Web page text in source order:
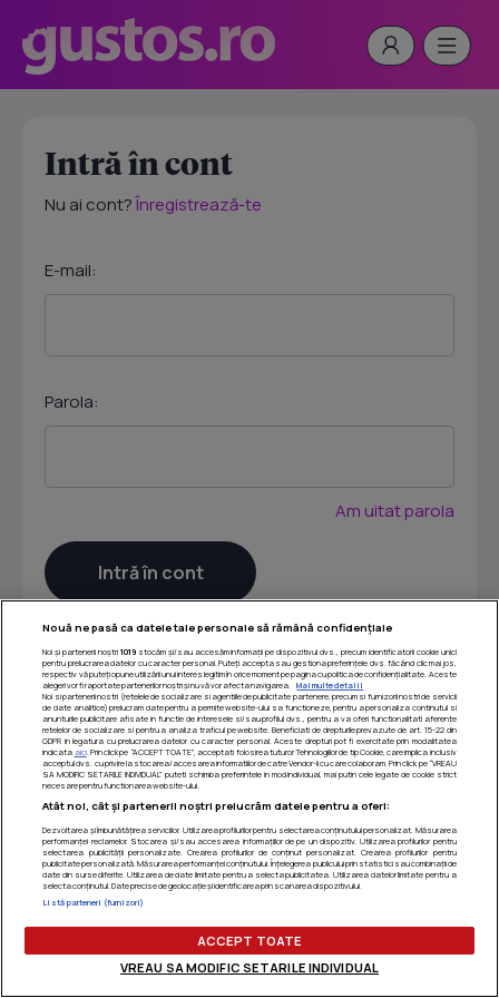
Intră în cont
Nu ai cont?Înregistrează-te
E-mail:
Parola:
Am uitat parola
Termeni si conditii|Politica de confidentialitate|Politica
de utilizare cookie-uri|Gestionați preferințele
Nouă ne pasă ca datele tale personale să rămână confidențiale
Noi și partenerii noștri 1019stocăm și/sau accesăm informații pe dispozitivul dvs., precum identificatorii cookie unici
pentru prelucrarea datelor cu caracter personal. Puteți accepta sau gestiona preferințele dvs. făcând clic mai jos,
respectiv vă puteți opune utilizării unui interes legitim în orice moment pe pagina cu politica de confidențialitate. Aceste
alegeri vor fi raportate partenerilor noștri și nu vă vor afecta navigarea.
Mai multe detalii
Noi si partenerii nostri (retelele de socializare si agentiile de publicitate partenere, precum si furnizorii nostri de servicii
de date analitice) prelucram date pentru a permite website-ului sa functioneze, pentru a personaliza continutul si
anunturile publicitare afisate in functie de interesele si/sau profilul dvs., pentru a va oferi functionalitati aferente
retelelor de socializare si pentru a analiza traficul pe website. Beneficiati de drepturile prevazute de art. 15-22 din
GDPR in legatura cu prelucrarea datelor cu caracter personal. Aceste drepturi pot fi exercitate prin modalitatea
indicata aici. Prin click pe “ACCEPT TOATE”, acceptati folosirea tuturor Tehnologiilor de tip Cookie, care implica inclusiv
acceptul dvs. cu privire la stocarea/accesarea informatiilor de catre Vendor-ii cu care colaboram. Prin click pe “VREAU
SA MODIFIC SETARILE INDIVIDUAL” puteti schimba preferintele in mod individual, mai putin cele legate de cookie strict
necesare pentru functionarea website-ului.
Atât noi, cât și partenerii noștri prelucrăm datele pentru a oferi:
Dezvoltarea și îmbunătățirea serviciilor. Utilizarea profilurilor pentru selectarea conținutului personalizat. Măsurarea
performanței reclamelor. Stocarea și/sau accesarea informațiilor de pe un dispozitiv. Utilizarea profilurilor pentru
selectarea publicității personalizate. Crearea profilurilor de conținut personalizat. Crearea profilurilor pentru
publicitate personalizată. Măsurarea performanței conținutului. Înțelegerea publicului prin statistici sau combinații de
date din surse diferite. Utilizarea de date limitate pentru a selecta publicitatea. Utilizarea datelor limitate pentru a
selecta conținutul. Date precise de geolocație și identificarea prin scanarea dispozitivului.
Listă parteneri (furnizori)
ACCEPT TOATE
VREAU SA MODIFIC SETARILE INDIVIDUAL